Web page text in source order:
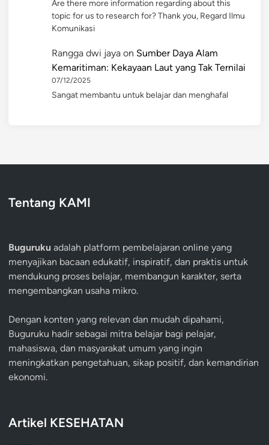
Are there more information regarding about this
topic for us to research for? Thank you, Regard Ilmu
Komunikasi
Rangga dwi jaya on Sumber Daya Alam
Kemaritiman: Kekayaan Laut yang Tak Ternilai
07/12/2025
Sangat membantu untuk belajar dan menghafal
Tentang KAMI
Buguruku adalah platform pembelajaran online yang
menyajikan bacaan edukatif, inspiratif, dan praktis untuk
mendukung proses belajar, membangun karakter, serta
mengembangkan usaha mikro.
Dengan konten yang relevan dan mudah dipahami,
Buguruku hadir sebagai mitra belajar bagi pelajar,
mahasiswa, dan masyarakat umum yang ingin
meningkatkan pengetahuan, sikap positif, dan kemandirian
ekonomi.
Artikel KESEHATAN